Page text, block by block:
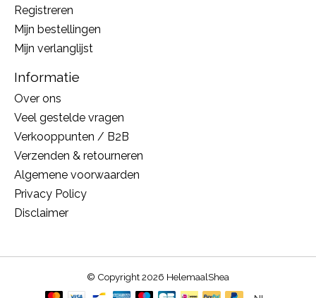
Registreren
Mijn bestellingen
Mijn verlanglijst
Informatie
Over ons
Veel gestelde vragen
Verkooppunten / B2B
Verzenden & retourneren
Algemene voorwaarden
Privacy Policy
Disclaimer
© Copyright 2026 HelemaalShea